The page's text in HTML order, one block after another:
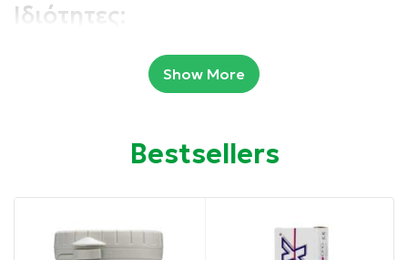
Ιδιότητες:
Άμεση ανακούφιση.
Show More
Bestsellers